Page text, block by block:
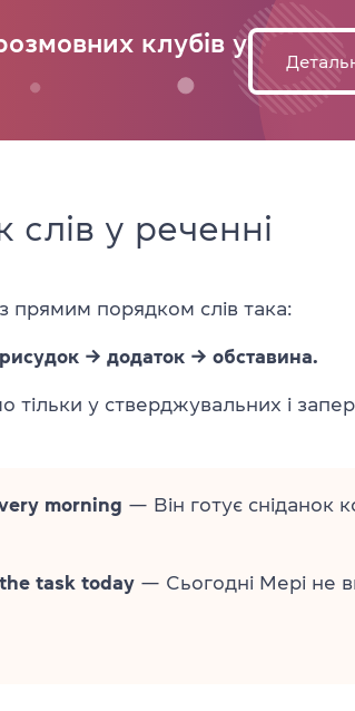
клубів у
у реченні
прямим порядком слів така:
→ додаток → обставина.
тільки у стверджувальних і
morning — Він готує сніданок
task today — Сьогодні Мері не